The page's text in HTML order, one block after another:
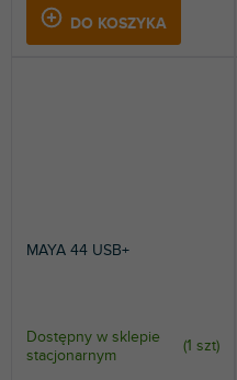
DO KOSZYKA
MAYA 44 USB+
Dostępny w sklepie
stacjonarnym
(1 szt)